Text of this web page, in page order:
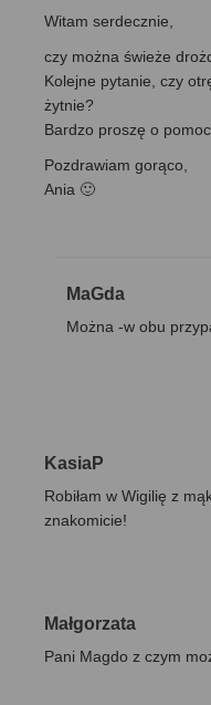
Witam serdecznie,
czy można świeże
Kolejne pytanie, czy
żytnie?
Bardzo proszę o
Pozdrawiam gorąco,
Ania 🙂
MaGda
Można -w obu
KasiaP
Robiłam w Wigilię z
znakomicie!
Małgorzata
Pani Magdo z czym